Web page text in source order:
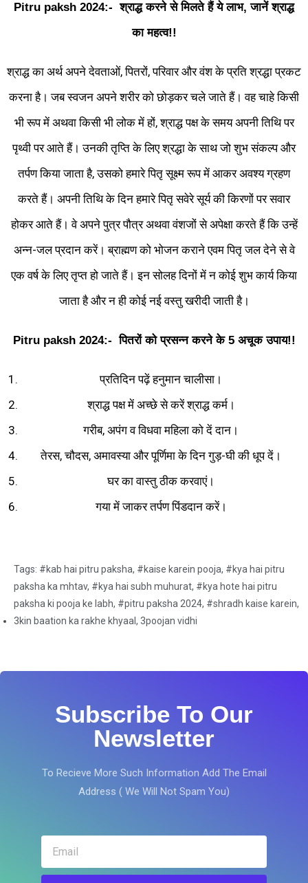
Pitru paksh 2024:- श्राद्ध करने से मिलते हैं ये लाभ, जानें श्राद्ध
का महत्व!!
श्राद्ध का अर्थ अपने देवताओं, पितरों, परिवार और वंश के प्रति श्रद्धा प्रकट
करना है। जब स्वजन अपने शरीर को छोड़कर चले जाते हैं। वह चाहे किसी
भी रूप में अथवा किसी भी लोक में हों, श्राद्ध पक्ष के समय अपनी तिथि पर
पृथ्वी पर आते हैं। उनकी तृप्ति के लिए श्रद्धा के साथ जो शुभ संकल्प और
तर्पण किया जाता है, उसको हमारे पितृ सूक्ष्म रूप में आकर अवश्य ग्रहण
करते हैं। अपनी तिथि के दिन हमारे पितृ सवेरे सूर्य की किरणों पर सवार
होकर आते हैं। वे अपने पुत्र पौत्र अथवा वंशजों से अपेक्षा करते हैं कि उन्हें
अन्न-जल प्रदान करें। ब्राह्मण को भोजन कराने एवम पितृ जल देने से वे
एक वर्ष के लिए तृप्त हो जाते हैं। इन सोलह दिनों में न कोई शुभ कार्य किया
जाता है और न ही कोई नई वस्तु खरीदी जाती है।
Pitru paksh 2024:- पितरों को प्रसन्न करने के 5 अचूक उपाय!!
प्रतिदिन पढ़ें हनुमान चालीसा।
श्राद्ध पक्ष में अच्छे से करें श्राद्ध कर्म।
गरीब, अपंग व विधवा महिला को दें दान।
तेरस, चौदस, अमावस्या और पूर्णिमा के दिन गुड़-घी की धूप दें।
घर का वास्तु ठीक करवाएं।
गया में जाकर तर्पण पिंडदान करें।
Tags: #kab hai pitru paksha, #kaise karein pooja, #kya hai pitru
paksha ka mhtav, #kya hai subh muhurat, #kya hote hai pitru
paksha ki pooja ke labh, #pitru paksha 2024, #shradh kaise karein,
3kin baation ka rakhe khyaal, 3poojan vidhi
Subscribe To Our
Newsletter
To Recieve More Such Information Add The Email
Address ( We Will Not Spam You)